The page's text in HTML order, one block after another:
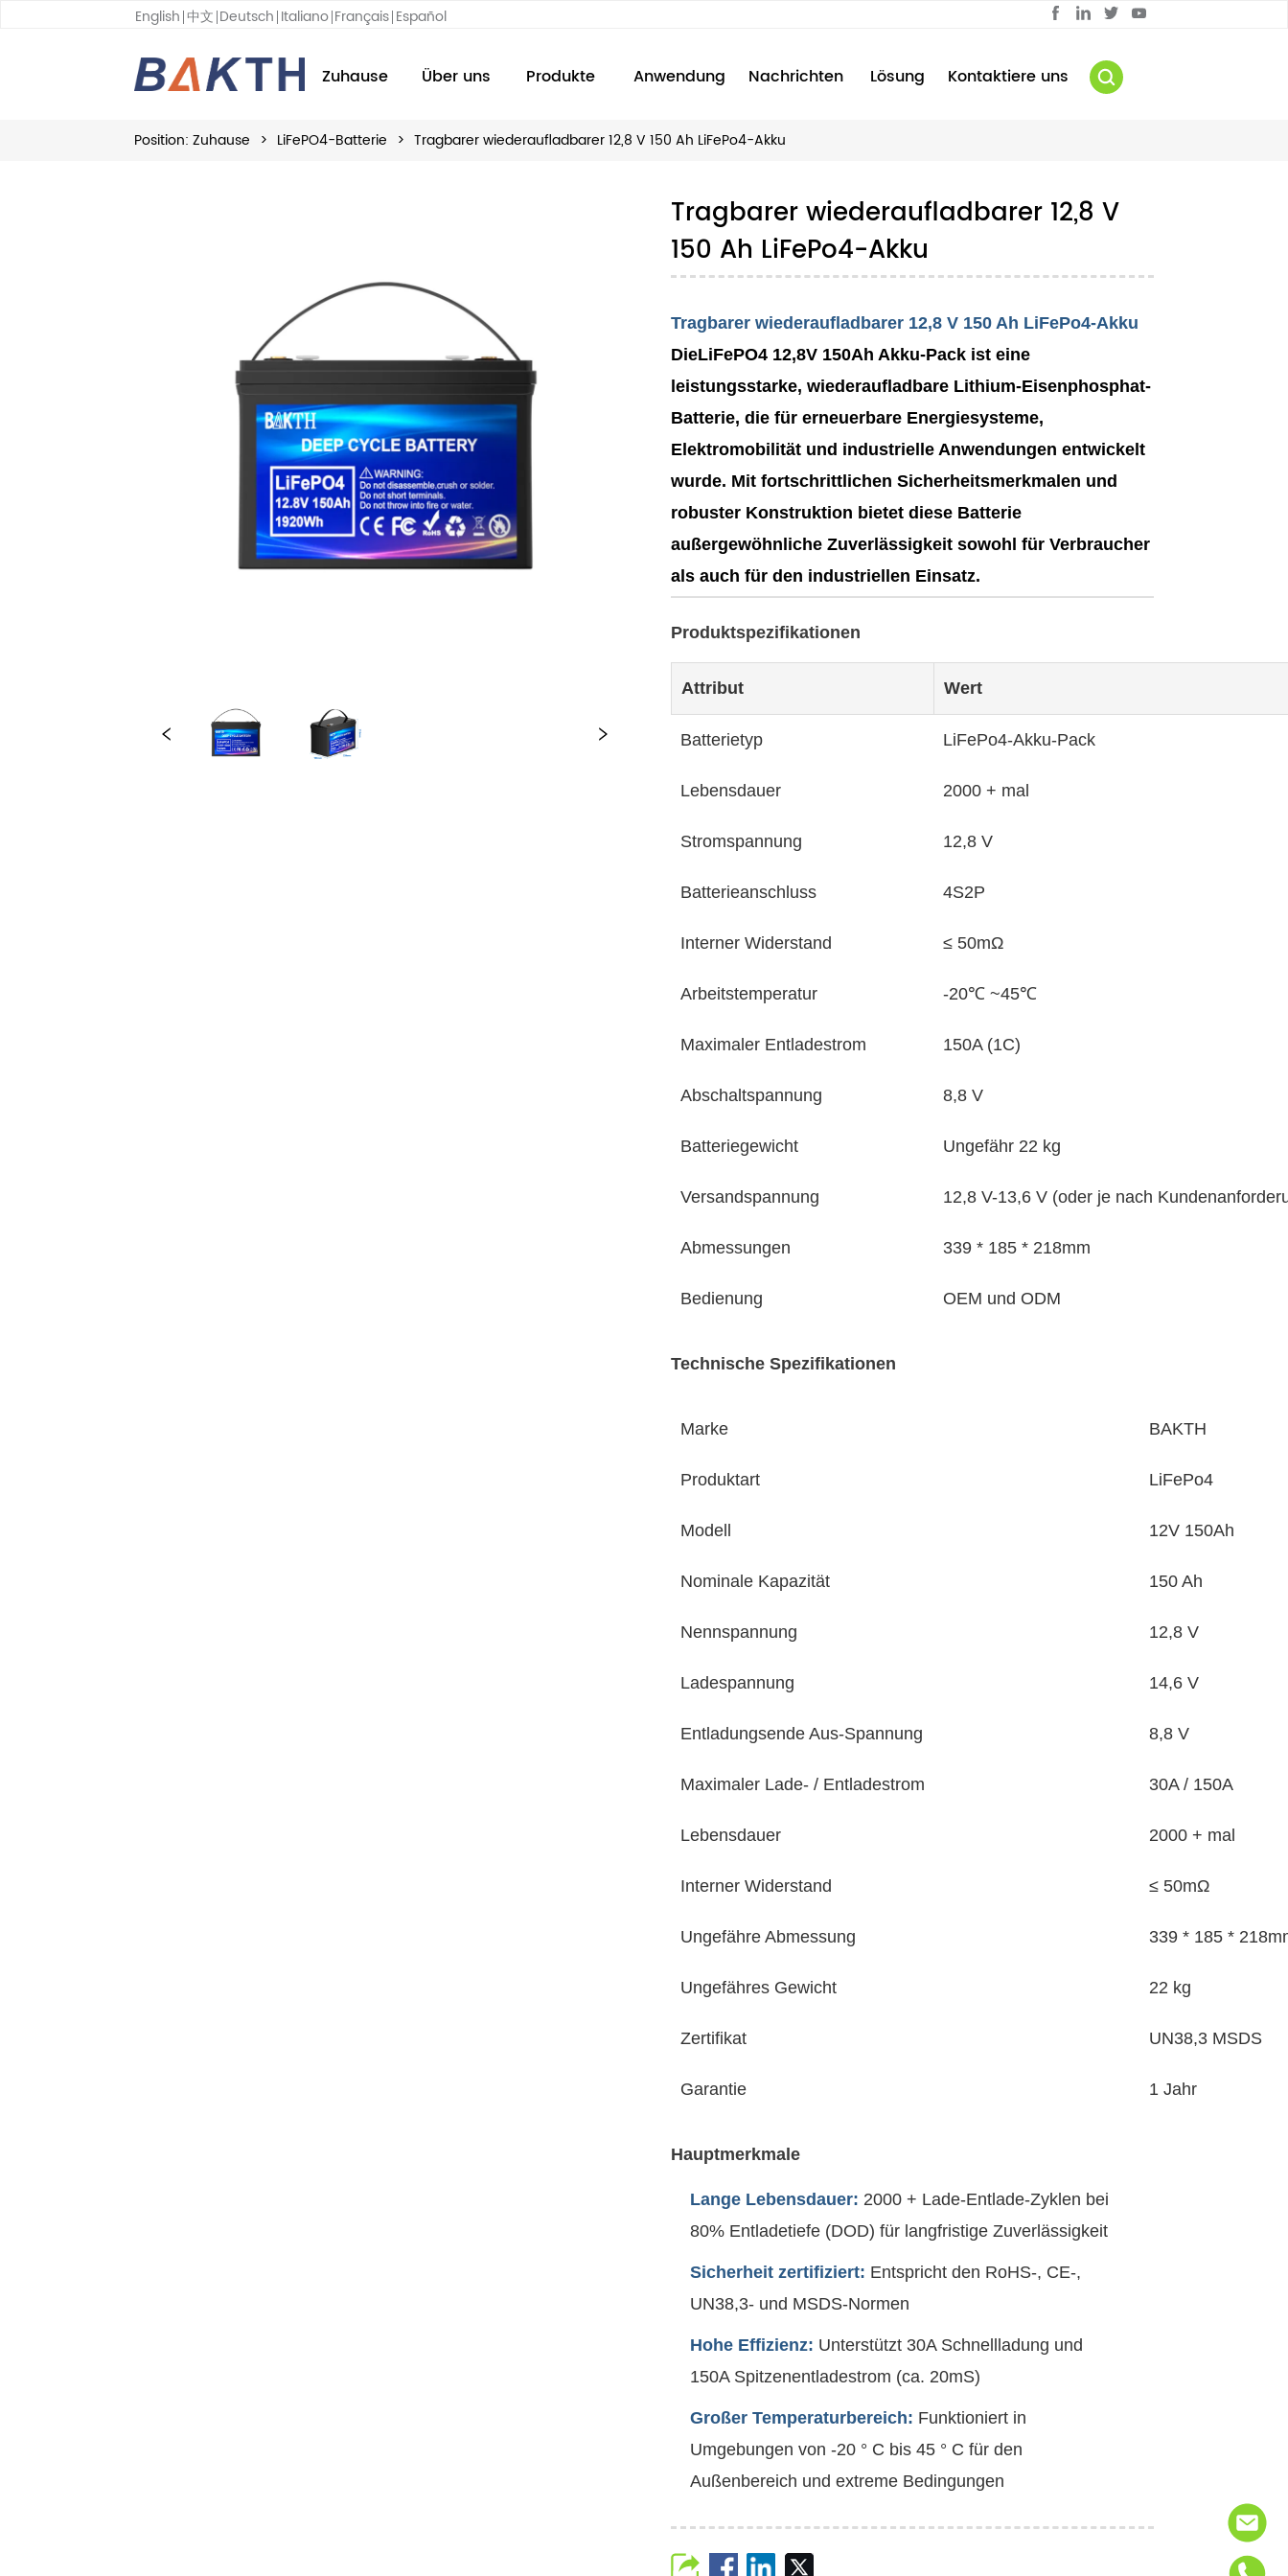
English 中文 Deutsch Italiano Français Español
Zuhause Über uns Produkte Anwendung Nachrichten Lösung Kontaktiere uns
Position: Zuhause > LiFePO4-Batterie > Tragbarer wiederaufladbarer 12,8 V 150 Ah LiFePo4-Akku
Tragbarer wiederaufladbarer 12,8 V
150 Ah LiFePo4-Akku
Tragbarer wiederaufladbarer 12,8 V 150 Ah LiFePo4-Akku
DieLiFePO4 12,8V 150Ah Akku-Pack ist eine
leistungsstarke, wiederaufladbare Lithium-Eisenphosphat-
Batterie, die für erneuerbare Energiesysteme,
Elektromobilität und industrielle Anwendungen entwickelt
wurde. Mit fortschrittlichen Sicherheitsmerkmalen und
robuster Konstruktion bietet diese Batterie
außergewöhnliche Zuverlässigkeit sowohl für Verbraucher
als auch für den industriellen Einsatz.
Produktspezifikationen
Attribut Wert
Batterietyp LiFePo4-Akku-Pack
Lebensdauer 2000 + mal
Stromspannung 12,8 V
Batterieanschluss 4S2P
Interner Widerstand ≤ 50mΩ
Arbeitstemperatur -20℃ ~45℃
Maximaler Entladestrom 150A (1C)
Abschaltspannung 8,8 V
Batteriegewicht Ungefähr 22 kg
Versandspannung 12,8 V-13,6 V (oder je nach
Abmessungen 339 * 185 * 218mm
Bedienung OEM und ODM
Technische Spezifikationen
Marke BAKTH
Produktart LiFePo4
Modell 12V 150Ah
Nominale Kapazität 150 Ah
Nennspannung 12,8 V
Ladespannung 14,6 V
Entladungsende Aus-Spannung 8,8 V
Maximaler Lade- / Entladestrom 30A / 150A
Lebensdauer 2000 + mal
Interner Widerstand ≤ 50mΩ
Ungefähre Abmessung 339 * 185 *
Ungefähres Gewicht 22 kg
Zertifikat UN38,3 MSDS
Garantie 1 Jahr
Hauptmerkmale
Lange Lebensdauer: 2000 + Lade-Entlade-Zyklen bei
80% Entladetiefe (DOD) für langfristige Zuverlässigkeit
Sicherheit zertifiziert: Entspricht den RoHS-, CE-,
UN38,3- und MSDS-Normen
Hohe Effizienz: Unterstützt 30A Schnellladung und
150A Spitzenentladestrom (ca. 20mS)
Großer Temperaturbereich: Funktioniert in
Umgebungen von -20 ° C bis 45 ° C für den
Außenbereich und extreme Bedingungen